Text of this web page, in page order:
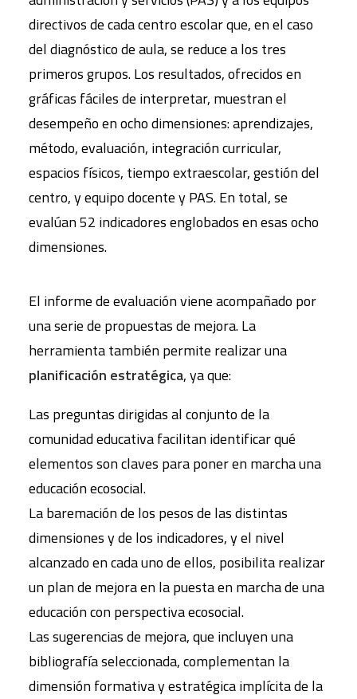
directivos de cada centro escolar que, en el caso
del diagnóstico de aula, se reduce a los tres
primeros grupos. Los resultados, ofrecidos en
gráficas fáciles de interpretar, muestran el
desempeño en ocho dimensiones: aprendizajes,
método, evaluación, integración curricular,
espacios físicos, tiempo extraescolar, gestión del
centro, y equipo docente y PAS. En total, se
evalúan 52 indicadores englobados en esas ocho
dimensiones.
El informe de evaluación viene acompañado por
una serie de propuestas de mejora. La
herramienta también permite realizar una
planificación estratégica, ya que:
Las preguntas dirigidas al conjunto de la
comunidad educativa facilitan identificar qué
elementos son claves para poner en marcha una
educación ecosocial.
La baremación de los pesos de las distintas
dimensiones y de los indicadores, y el nivel
alcanzado en cada uno de ellos, posibilita realizar
un plan de mejora en la puesta en marcha de una
educación con perspectiva ecosocial.
Las sugerencias de mejora, que incluyen una
bibliografía seleccionada, complementan la
dimensión formativa y estratégica implícita de la